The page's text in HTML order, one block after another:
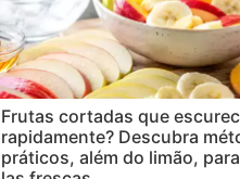
Frutas cortadas que
rapidamente? Descubra
práticos, além do limão,